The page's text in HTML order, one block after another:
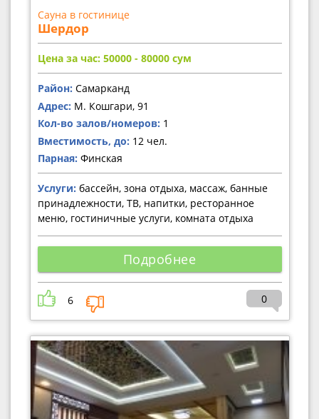
Сауна в гостинице
Шердор
Цена за час: 50000 - 80000 сум
Район: Самарканд
Адрес: М. Кошгари, 91
Кол-во залов/номеров: 1
Вместимость, до: 12 чел.
Парная: Финская
Услуги: бассейн, зона отдыха, массаж, банные
принадлежности, ТВ, напитки, ресторанное
меню, гостиничные услуги, комната отдыха
Подробнее
6 0